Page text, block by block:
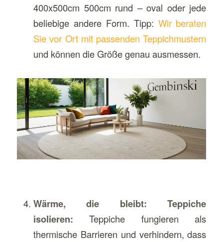
400x500cm 500cm rund – oval oder jede
beliebige andere Form. Tipp: Wir beraten
Sie vor Ort mit passenden Teppichmustern
und können die Größe genau ausmessen.
Wärme, die bleibt: Teppiche
isolieren:Teppiche fungieren als
thermische Barrieren und verhindern, dass